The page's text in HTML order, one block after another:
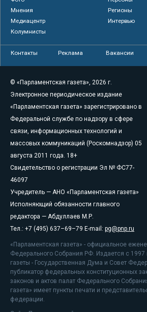
Мнения
Регионы
Медиацентр
Интервью
Колумнисты
Контакты Реклама Вакансии
© «Парламентская газета», 2026 г.
Электронное периодическое издание
«Парламентская газета» зарегистрировано в
Федеральной службе по надзору в сфере
связи, информационных технологий и
массовых коммуникаций (Роскомнадзор) 05
августа 2011 года. 18+
Свидетельство о регистрации Эл № ФС77-
46097
Учредитель — АНО «Парламентская газета»
Исполняющий обязанности главного
редактора — Абдуллаев М.Р.
Тел.: +7 (495) 637–69–79 E-mail: pg@pnp.ru
«Парламентская газета» - официальное
Федерального Собрания РФ. Издается с 1997
газеты - Государственная Дума и Совет
публикатор федеральных конституционных
законов и актов палат Федерального
газета» имеет пункты печати и
федерации.